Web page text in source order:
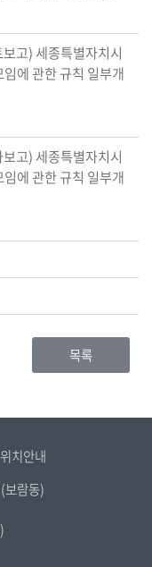
고) 세종특별자치시
에 관한 규칙 일부개
고) 세종특별자치시
에 관한 규칙 일부개
목록
위치안내
보람동)